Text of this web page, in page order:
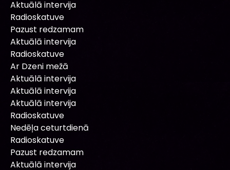
Aktuālā intervija
Radioskatuve
Pazust redzamam
Aktuālā intervija
Radioskatuve
Ar Dzeni mežā
Aktuālā intervija
Aktuālā intervija
Aktuālā intervija
Radioskatuve
Nedēļa ceturtdienā
Radioskatuve
Pazust redzamam
Aktuālā intervija